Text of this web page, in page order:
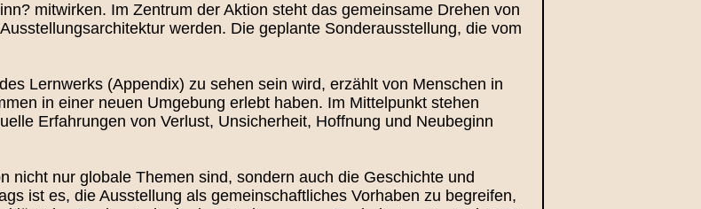
mitwirken. Im Zentrum der Aktion steht das gemeinsame Drehen von
werden. Die geplante Sonderausstellung, die vom
Lernwerks (Appendix) zu sehen sein wird, erzählt von Menschen in
in einer neuen Umgebung erlebt haben. Im Mittelpunkt stehen
Erfahrungen von Verlust, Unsicherheit, Hoffnung und Neubeginn
nicht nur globale Themen sind, sondern auch die Geschichte und
ist es, die Ausstellung als gemeinschaftliches Vorhaben zu begreifen,